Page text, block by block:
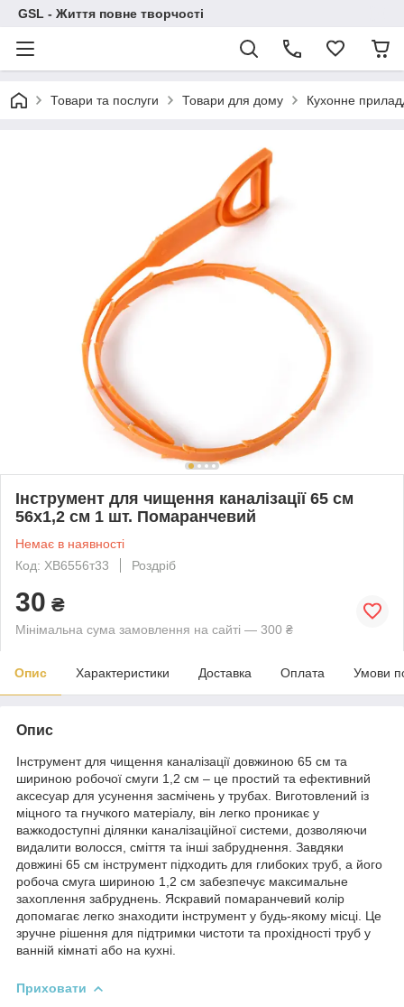
GSL - Життя повне творчості
Товари та послуги Товари для дому Кухонне
Інструмент для чищення каналізації 65 см
56х1,2 см 1 шт. Помаранчевий
Немає в наявності
Код: ХВ6556т33
Роздріб
30 ₴
Мінімальна сума замовлення на сайті — 300 ₴
Опис Характеристики Доставка Оплата Умови
Опис
Інструмент для чищення каналізації довжиною 65 см та
шириною робочої смуги 1,2 см – це простий та ефективний
аксесуар для усунення засмічень у трубах. Виготовлений із
міцного та гнучкого матеріалу, він легко проникає у
важкодоступні ділянки каналізаційної системи, дозволяючи
видалити волосся, сміття та інші забруднення. Завдяки
довжині 65 см інструмент підходить для глибоких труб, а його
робоча смуга шириною 1,2 см забезпечує максимальне
захоплення забруднень. Яскравий помаранчевий колір
допомагає легко знаходити інструмент у будь-якому місці. Це
зручне рішення для підтримки чистоти та прохідності труб у
ванній кімнаті або на кухні.
Приховати